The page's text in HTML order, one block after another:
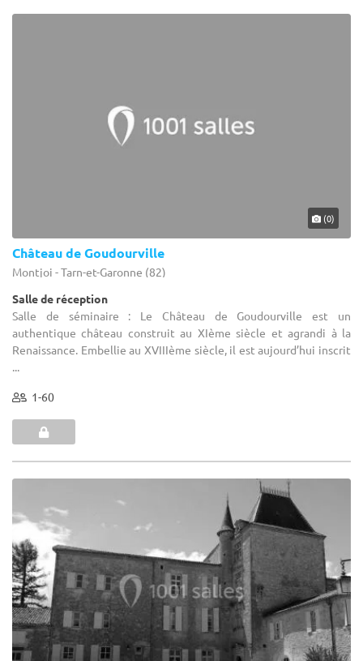
(0)
Château de Goudourville
Montjoi - Tarn-et-Garonne (82)
Salle de réception
Salle de séminaire : Le Château de Goudourville est un
authentique château construit au XIème siècle et agrandi à la
Renaissance. Embellie au XVIIIème siècle, il est aujourd’hui inscrit
...
1-60